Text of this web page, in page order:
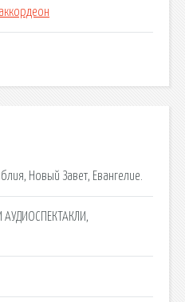
Новый Завет, Евангелие.
АУДИОСПЕКТАКЛИ,